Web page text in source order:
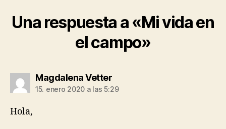
Una respuesta a «Mi vida en
el campo»
Magdalena Vetterdice:
15. enero 2020 a las 5:29
Hola,